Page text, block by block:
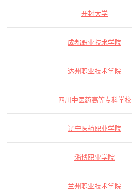
开封大学
成都职业技术学院
达州职业技术学院
四川中医药高等专科学校
辽宁医药职业学院
淄博职业学院
兰州职业技术学院